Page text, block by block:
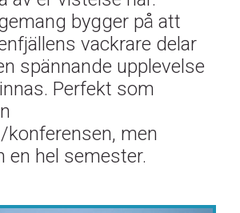
bygger på att
vackrare delar
spännande upplevelse
Perfekt som
men
en hel semester.